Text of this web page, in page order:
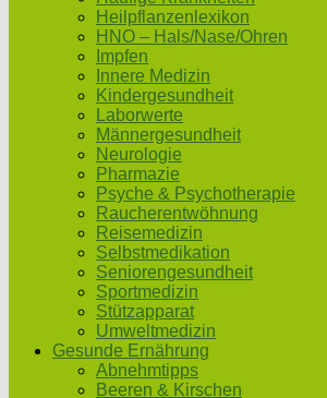
Heilpflanzenlexikon
HNO – Hals/Nase/Ohren
Impfen
Innere Medizin
Kindergesundheit
Laborwerte
Männergesundheit
Neurologie
Pharmazie
Psyche & Psychotherapie
Raucherentwöhnung
Reisemedizin
Selbstmedikation
Seniorengesundheit
Sportmedizin
Stützapparat
Umweltmedizin
Gesunde Ernährung
Abnehmtipps
Beeren & Kirschen